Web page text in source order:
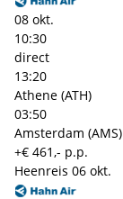
08 okt.
10:30
direct
13:20
Athene (ATH)
03:50
Amsterdam (AMS)
+€ 461,- p.p.
Heenreis 06 okt.